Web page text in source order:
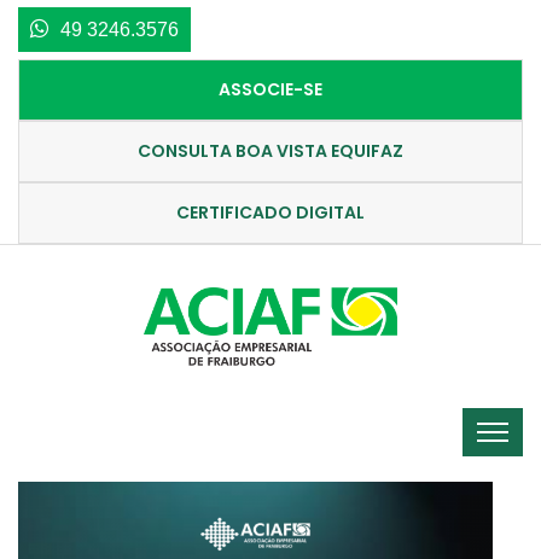
49 3246.3576
ASSOCIE-SE
CONSULTA BOA VISTA EQUIFAZ
CERTIFICADO DIGITAL